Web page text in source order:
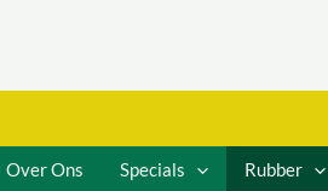
Over Ons Specials Rubber